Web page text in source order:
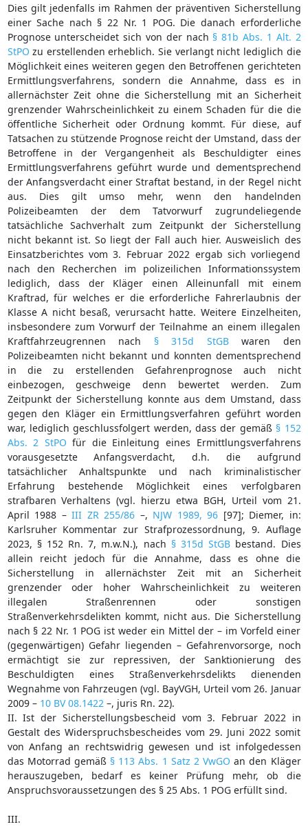
Dies gilt jedenfalls im Rahmen der präventiven Sicherstellung
einer Sache nach § 22 Nr. 1 POG. Die danach erforderliche
Prognose unterscheidet sich von der nach § 81b Abs. 1 Alt. 2
StPO zu erstellenden erheblich. Sie verlangt nicht lediglich die
Möglichkeit eines weiteren gegen den Betroffenen gerichteten
Ermittlungsverfahrens, sondern die Annahme, dass es in
allernächster Zeit ohne die Sicherstellung mit an Sicherheit
grenzender Wahrscheinlichkeit zu einem Schaden für die die
öffentliche Sicherheit oder Ordnung kommt. Für diese, auf
Tatsachen zu stützende Prognose reicht der Umstand, dass der
Betroffene in der Vergangenheit als Beschuldigter eines
Ermittlungsverfahrens geführt wurde und dementsprechend
der Anfangsverdacht einer Straftat bestand, in der Regel nicht
aus. Dies gilt umso mehr, wenn den handelnden
Polizeibeamten der dem Tatvorwurf zugrundeliegende
tatsächliche Sachverhalt zum Zeitpunkt der Sicherstellung
nicht bekannt ist. So liegt der Fall auch hier. Ausweislich des
Einsatzberichtes vom 3. Februar 2022 ergab sich vorliegend
nach den Recherchen im polizeilichen Informationssystem
lediglich, dass der Kläger einen Alleinunfall mit einem
Kraftrad, für welches er die erforderliche Fahrerlaubnis der
Klasse A nicht besaß, verursacht hatte. Weitere Einzelheiten,
insbesondere zum Vorwurf der Teilnahme an einem illegalen
Kraftfahrzeugrennen nach § 315d StGBwaren den
Polizeibeamten nicht bekannt und konnten dementsprechend
in die zu erstellenden Gefahrenprognose auch nicht
einbezogen, geschweige denn bewertet werden. Zum
Zeitpunkt der Sicherstellung konnte aus dem Umstand, dass
gegen den Kläger ein Ermittlungsverfahren geführt worden
war, lediglich geschlussfolgert werden, dass der gemäß § 152
Abs. 2 StPO für die Einleitung eines Ermittlungsverfahrens
vorausgesetzte Anfangsverdacht, d.h. die aufgrund
tatsächlicher Anhaltspunkte und nach kriminalistischer
Erfahrung bestehende Möglichkeit eines verfolgbaren
strafbaren Verhaltens (vgl. hierzu etwa BGH, Urteil vom 21.
April 1988 – III ZR 255/86 –, NJW 1989, 96 [97]; Diemer, in:
Karlsruher Kommentar zur Strafprozessordnung, 9. Auflage
2023, § 152 Rn. 7, m.w.N.), nach § 315d StGB bestand. Dies
allein reicht jedoch für die Annahme, dass es ohne die
Sicherstellung in allernächster Zeit mit an Sicherheit
grenzender oder hoher Wahrscheinlichkeit zu weiteren
illegalen Straßenrennen oder sonstigen
Straßenverkehrsdelikten kommt, nicht aus. Die Sicherstellung
nach § 22 Nr. 1 POG ist weder ein Mittel der – im Vorfeld einer
(gegenwärtigen) Gefahr liegenden – Gefahrenvorsorge, noch
ermächtigt sie zur repressiven, der Sanktionierung des
Beschuldigten eines Straßenverkehrsdelikts dienenden
Wegnahme von Fahrzeugen (vgl. BayVGH, Urteil vom 26. Januar
2009 – 10 BV 08.1422 –, juris Rn. 22).
II. Ist der Sicherstellungsbescheid vom 3. Februar 2022 in
Gestalt des Widerspruchsbescheides vom 29. Juni 2022 somit
von Anfang an rechtswidrig gewesen und ist infolgedessen
das Motorrad gemäß § 113 Abs. 1 Satz 2 VwGO an den Kläger
herauszugeben, bedarf es keiner Prüfung mehr, ob die
Anspruchsvoraussetzungen des § 25 Abs. 1 POG erfüllt sind.
III.